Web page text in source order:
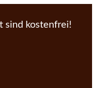
sind kostenfrei!